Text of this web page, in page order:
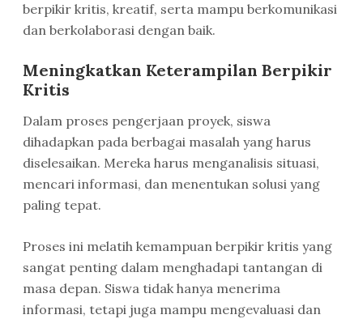
berpikir kritis, kreatif, serta mampu berkomunikasi
dan berkolaborasi dengan baik.
Meningkatkan Keterampilan Berpikir
Kritis
Dalam proses pengerjaan proyek, siswa
dihadapkan pada berbagai masalah yang harus
diselesaikan. Mereka harus menganalisis situasi,
mencari informasi, dan menentukan solusi yang
paling tepat.
Proses ini melatih kemampuan berpikir kritis yang
sangat penting dalam menghadapi tantangan di
masa depan. Siswa tidak hanya menerima
informasi, tetapi juga mampu mengevaluasi dan